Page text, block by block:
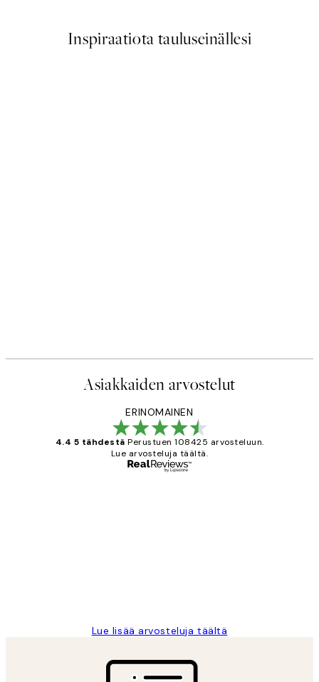
Inspiraatiota tauluseinällesi
Asiakkaiden arvostelut
ERINOMAINEN
4.4 5 tähdestä Perustuen 108425 arvosteluun.
Lue arvosteluja täältä.
Lue lisää arvosteluja täältä